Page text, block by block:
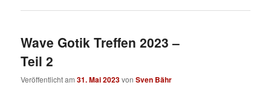
Wave Gotik Treffen 2023 –
Teil 2
Veröffentlicht am31. Mai 2023vonSven Bähr